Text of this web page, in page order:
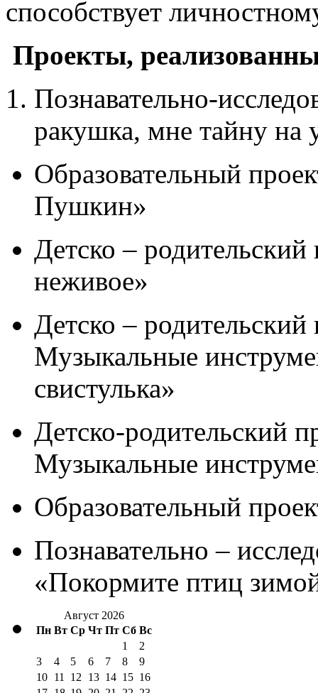
способствует
Проекты,
Познавательно-
ракушка, мне тайну на
Образовательный
Пушкин»
Детско –
неживое»
Детско –
Музыкальные
свистулька»
Детско-родительский
Музыкальные
Образовательный
Познавательно –
«Покормите птиц
Август 2026
Пн Вт Ср Чт Пт Сб Вс
1
2
3
4 5 6 7 8
9
10 11 12 13 14 15 16